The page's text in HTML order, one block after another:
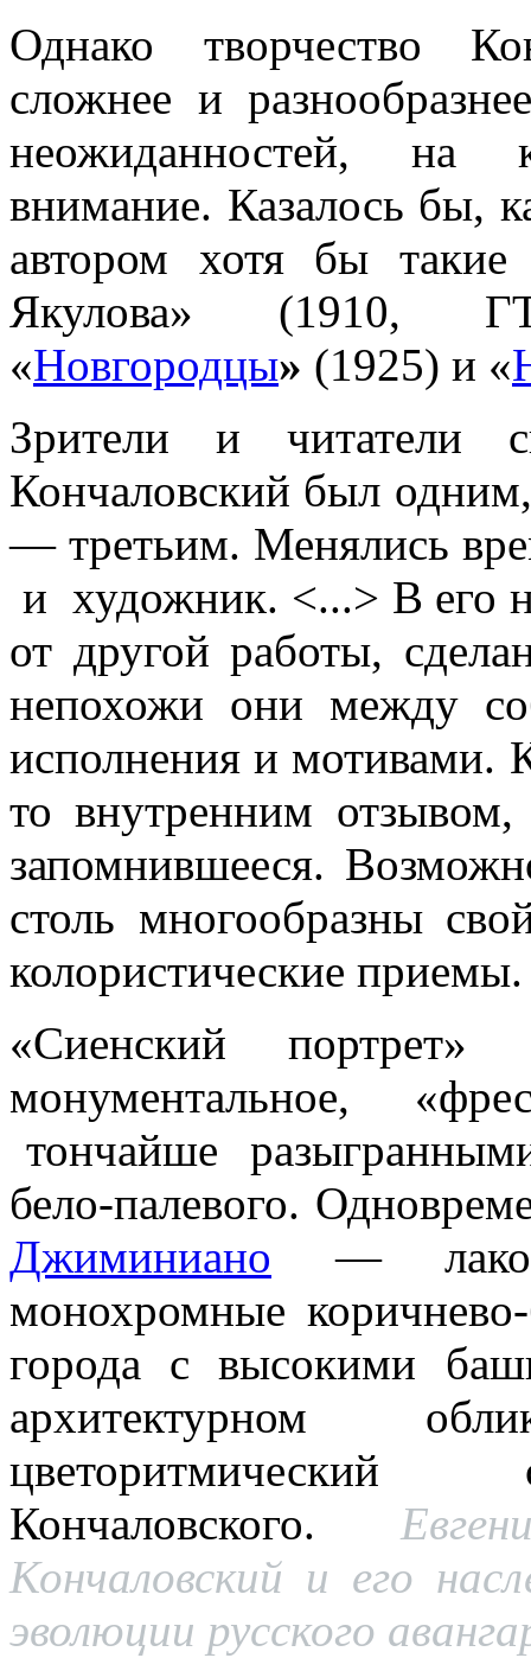
Однако творчество
сложнее и
неожиданностей, на
внимание. Казалось бы,
автором хотя бы
Якулова»
«Новгородцы» (1925) и «
Зрители и читатели
Кончаловский был
— третьим. Менялись
и художник. <...> В его
от другой работы,
непохожи они между
исполнения и мотивами.
то внутренним
запомнившееся.
столь многообразны
колористические приемы.
«Сиенский
монументальное,
тончайше
бело-палевого.
Джиминиано —
монохромные
города с высокими
архитектурном
Кончаловского.
Кончаловский и его
эволюции русского